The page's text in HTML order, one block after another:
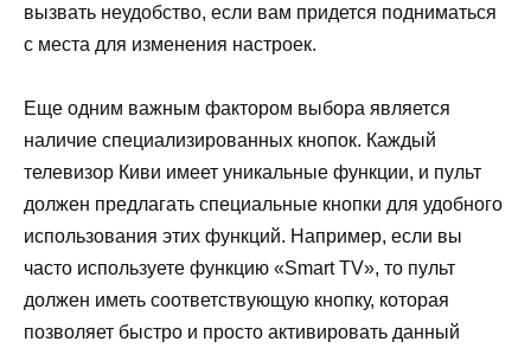
вызвать неудобство, если вам придется подниматься
с места для изменения настроек.
Еще одним важным фактором выбора является
наличие специализированных кнопок. Каждый
телевизор Киви имеет уникальные функции, и пульт
должен предлагать специальные кнопки для удобного
использования этих функций. Например, если вы
часто используете функцию «Smart TV», то пульт
должен иметь соответствующую кнопку, которая
позволяет быстро и просто активировать данный